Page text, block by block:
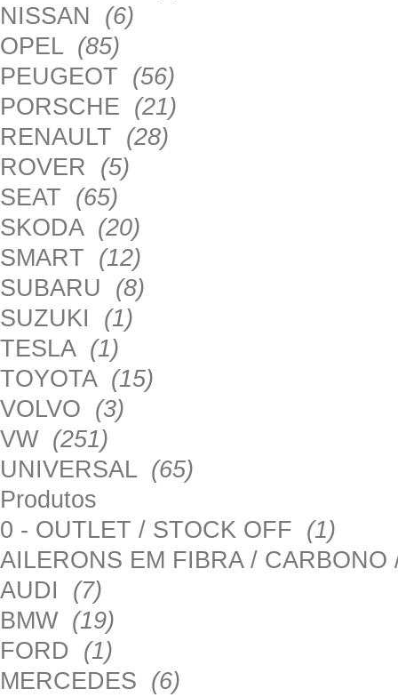
NISSAN (6)
OPEL (85)
PEUGEOT (56)
PORSCHE (21)
RENAULT (28)
ROVER (5)
SEAT (65)
SKODA (20)
SMART (12)
SUBARU (8)
SUZUKI (1)
TESLA (1)
TOYOTA (15)
VOLVO (3)
VW (251)
UNIVERSAL (65)
Produtos
0 - OUTLET / STOCK OFF (1)
AILERONS EM FIBRA /
AUDI (7)
BMW (19)
FORD (1)
MERCEDES (6)